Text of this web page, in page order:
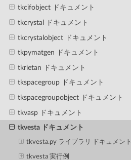
tkcifobject ドキュメント
tkcrystal ドキュメント
tkcrystalobject ドキュメント
tkpymatgen ドキュメント
tkrietan ドキュメント
tkspacegroup ドキュメント
tkspacegroupobject ドキュメント
tkvasp ドキュメント
tkvesta ドキュメント
tkvesta.py ライブラリ ドキュメント
tkvesta 実行例